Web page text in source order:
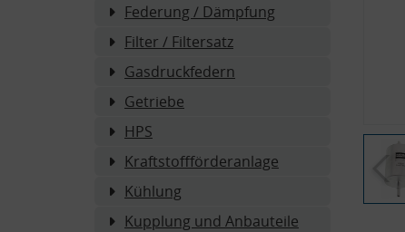
Federung / Dämpfung
Filter / Filtersatz
Gasdruckfedern
Getriebe
HPS
Kraftstoffförderanlage
Kühlung
Kupplung und Anbauteile